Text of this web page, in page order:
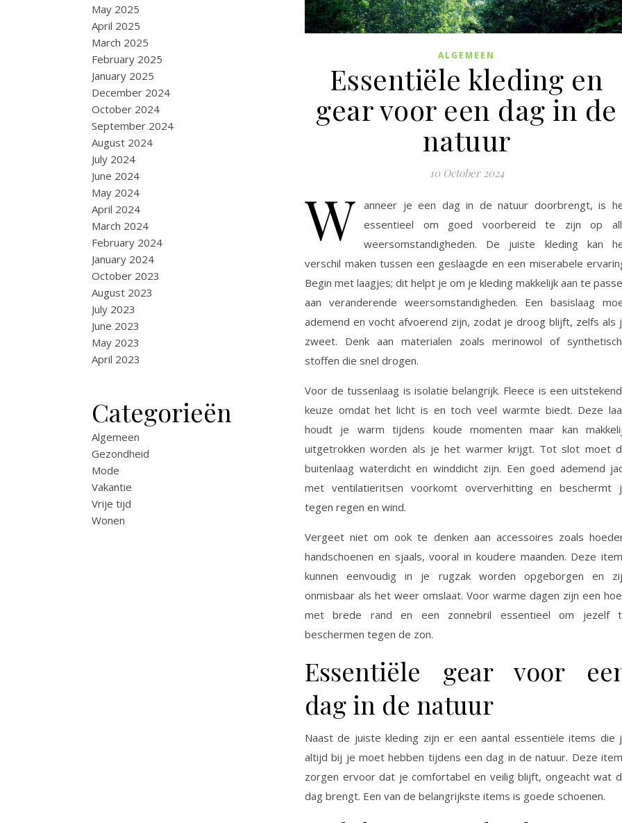
May 2025
April 2025
March 2025
February 2025
January 2025
December 2024
October 2024
September 2024
August 2024
July 2024
June 2024
May 2024
April 2024
March 2024
February 2024
January 2024
October 2023
August 2023
July 2023
June 2023
May 2023
April 2023
Categorieën
Algemeen
Gezondheid
Mode
Vakantie
Vrije tijd
Wonen
ALGEMEEN
Essentiële kleding en
gear voor een dag in de
natuur
10 October 2024
W anneer je een dag in de natuur doorbrengt, is
essentieel om goed voorbereid te zijn op
weersomstandigheden. De juiste kleding kan
verschil maken tussen een geslaagde en een miserabele
Begin met laagjes; dit helpt je om je kleding makkelijk aan te
aan veranderende weersomstandigheden. Een basislaag
ademend en vocht afvoerend zijn, zodat je droog blijft, zelfs als
zweet. Denk aan materialen zoals merinowol of
stoffen die snel drogen.
Voor de tussenlaag is isolatie belangrijk. Fleece is een
keuze omdat het licht is en toch veel warmte biedt. Deze
houdt je warm tijdens koude momenten maar kan
uitgetrokken worden als je het warmer krijgt. Tot slot moet
buitenlaag waterdicht en winddicht zijn. Een goed ademend
met ventilatieritsen voorkomt oververhitting en beschermt
tegen regen en wind.
Vergeet niet om ook te denken aan accessoires zoals
handschoenen en sjaals, vooral in koudere maanden. Deze
kunnen eenvoudig in je rugzak worden opgeborgen en
onmisbaar als het weer omslaat. Voor warme dagen zijn een
met brede rand en een zonnebril essentieel om jezelf
beschermen tegen de zon.
Essentiële gear voor
dag in de natuur
Naast de juiste kleding zijn er een aantal essentiële items die
altijd bij je moet hebben tijdens een dag in de natuur. Deze
zorgen ervoor dat je comfortabel en veilig blijft, ongeacht wat
dag brengt. Een van de belangrijkste items is goede schoenen.